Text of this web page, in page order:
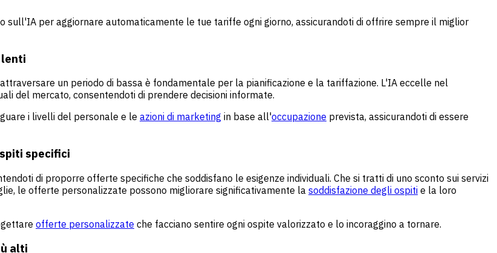
sull'IA per aggiornare automaticamente le tue tariffe ogni giorno, assicurandoti di offrire sempre il miglior
lenti
un periodo di bassa è fondamentale per la pianificazione e la tariffazione. L'IA eccelle nel
del mercato, consentendoti di prendere decisioni informate.
i livelli del personale e le azioni di marketing in base all'occupazione prevista, assicurandoti di essere
specifici
di proporre offerte specifiche che soddisfano le esigenze individuali. Che si tratti di uno sconto sui servizi
, le offerte personalizzate possono migliorare significativamente la soddisfazione degli ospiti e la loro
offerte personalizzate che facciano sentire ogni ospite valorizzato e lo incoraggino a tornare.
alti